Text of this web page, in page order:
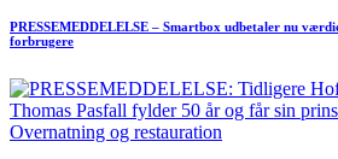
PRESSEMEDDELELSE – Smartbox udbetaler nu
forbrugere
Overnatning og restauration